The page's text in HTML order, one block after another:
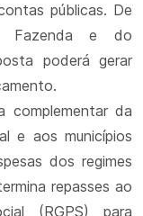
públicas. De
Fazenda e do
poderá gerar
complementar da
e aos municípios
dos regimes
repasses ao
(RGPS) para